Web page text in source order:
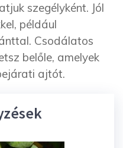
szegélyként. Jól
például
Csodálatos
belőle, amelyek
ajtót.